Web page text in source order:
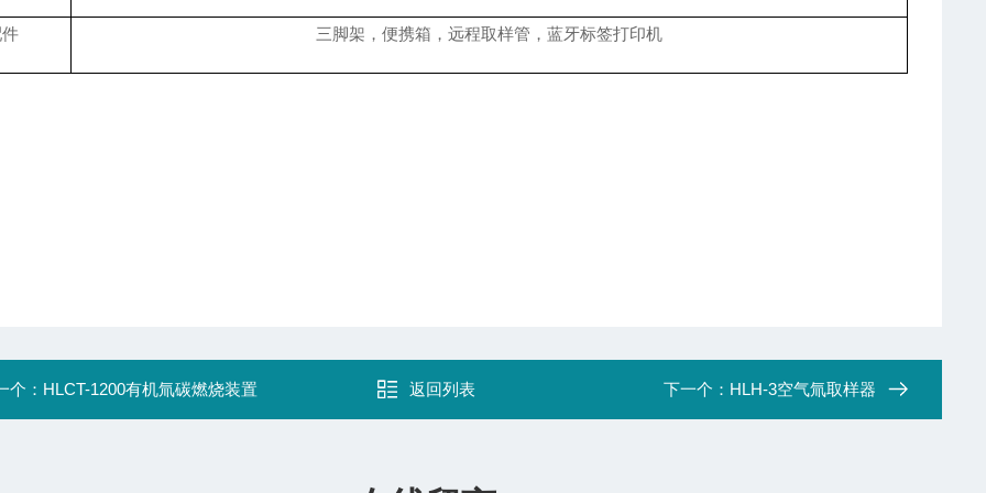
三脚架，便携箱，远程取样管，蓝牙标签打印机
个： HLCT-1200有机氚碳燃烧装置 返回列表 下一个： HLH-3空气氚取样器